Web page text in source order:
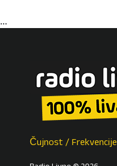
...
Čujnost / Frekvencije